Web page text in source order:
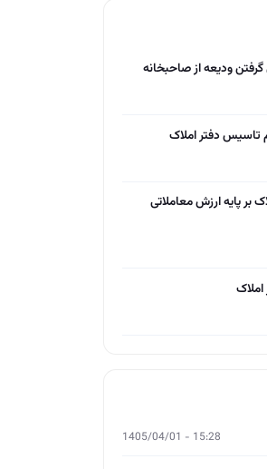
ودیعه از صاحبخانه
تاسیس دفتر املاک
بر پایه ارزش معاملاتی
15:28 - 1405/04/01